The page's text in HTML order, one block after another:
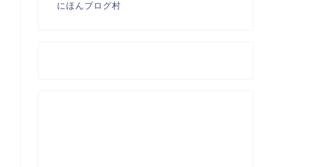
にほんブログ村